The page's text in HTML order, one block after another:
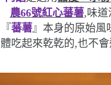
農66號紅心蕃薯,味道
『蕃薯』本身的原始風
體吃起來乾乾的,也不